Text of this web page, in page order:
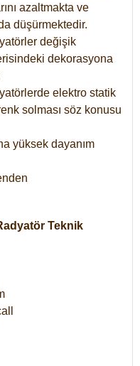
azaltmakta ve
düşürmektedir.
değişik
dekorasyona
elektro statik
solması söz konusu
yüksek dayanım
Teknik